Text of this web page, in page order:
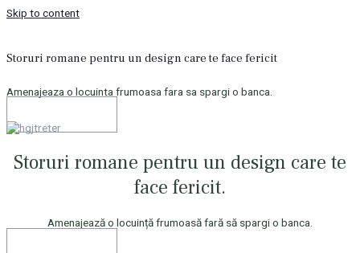
Skip to content
Storuri romane pentru un design care te face fericit
Amenajeaza o locuinta frumoasa fara sa spargi o banca.
Storuri romane pentru un design care te
face fericit.
Amenajează o locuință frumoasă fară să spargi o banca.